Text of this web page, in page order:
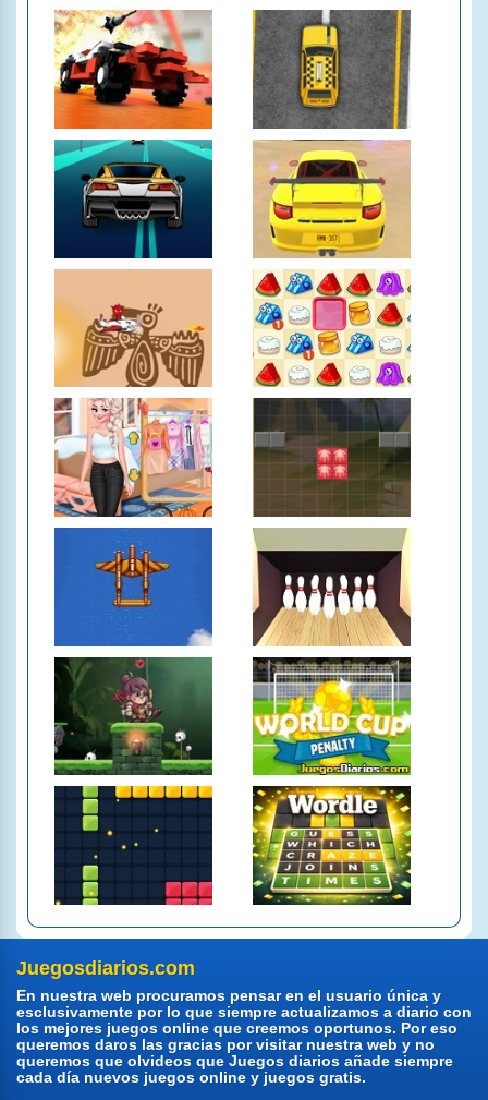
Juegosdiarios.com
En nuestra web procuramos pensar en el usuario única y
esclusivamente por lo que siempre actualizamos a diario con
los mejores juegos online que creemos oportunos. Por eso
queremos daros las gracias por visitar nuestra web y no
queremos que olvideos que Juegos diarios añade siempre
cada día nuevos juegos online y juegos gratis.